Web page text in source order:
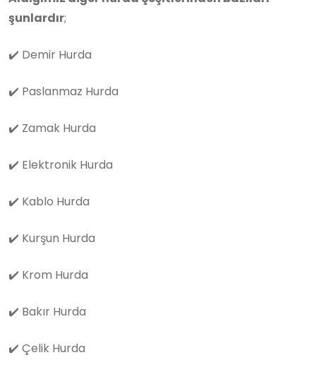
şunlardır;
✔️ Demir Hurda
✔️ Paslanmaz Hurda
✔️ Zamak Hurda
✔️ Elektronik Hurda
✔️ Kablo Hurda
✔️ Kurşun Hurda
✔️ Krom Hurda
✔️ Bakır Hurda
✔️ Çelik Hurda